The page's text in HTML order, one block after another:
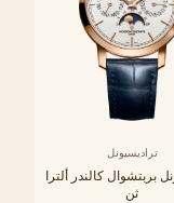
تراديسيونل
بربتشوال كالندر ألترا
ثن